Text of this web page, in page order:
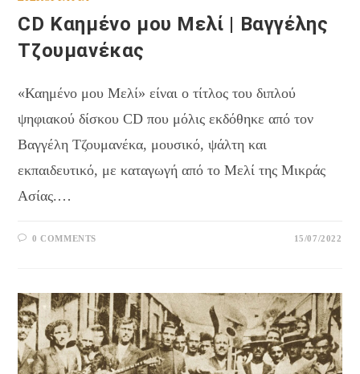
CD Καημένο μου Μελί | Βαγγέλης
Τζουμανέκας
«Καημένο μου Μελί» είναι ο τίτλος του διπλού
ψηφιακού δίσκου CD που μόλις εκδόθηκε από τον
Βαγγέλη Τζουμανέκα, μουσικό, ψάλτη και
εκπαιδευτικό, με καταγωγή από το Μελί της Μικράς
Ασίας.…
0 COMMENTS 15/07/2022